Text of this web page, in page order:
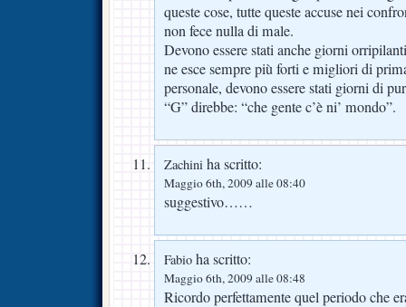
queste cose, tutte queste accuse nei
non fece nulla di male.
Devono essere stati anche giorni
ne esce sempre più forti e migliori di
personale, devono essere stati giorni di
“G” direbbe: “che gente c’è ni’ mondo”.
Zachini ha scritto:
Maggio 6th, 2009 alle 08:40
suggestivo……
Fabio ha scritto:
Maggio 6th, 2009 alle 08:48
Ricordo perfettamente quel periodo che